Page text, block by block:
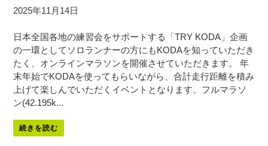
2025年11月14日
日本全国各地の練習会をサポートする「TRY KODA」企画
の一環としてソロランナーの方にもKODAを知っていただき
たく、オンラインマラソンを開催させていただきます。 年
末年始でKODAを使ってもらいながら、合計走行距離を積み
上げて楽しんでいただくイベントとなります。フルマラソ
ン(42.195k...
続きを読む